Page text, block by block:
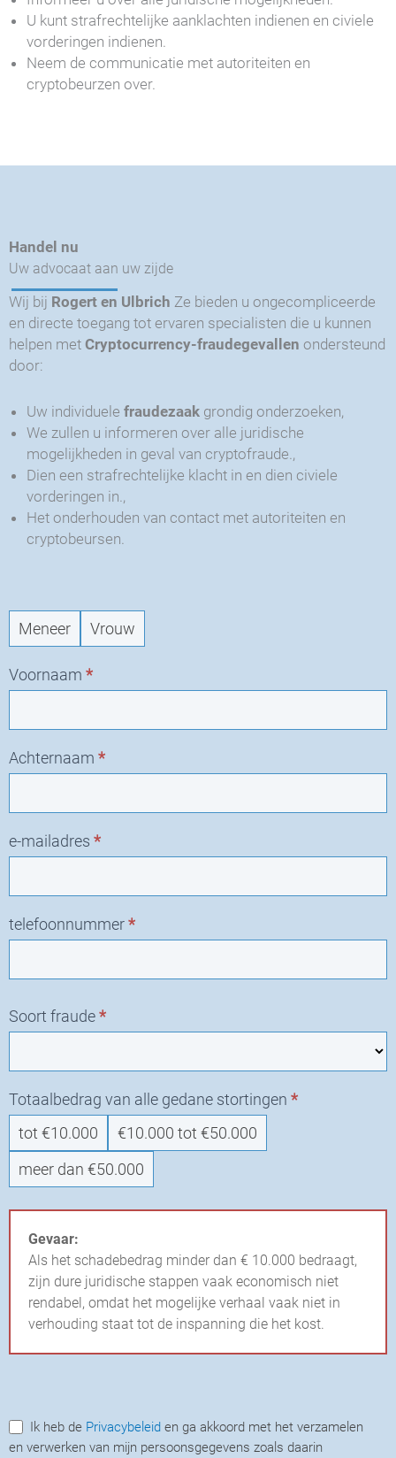
U kunt strafrechtelijke aanklachten indienen en civiele
vorderingen indienen.
Neem de communicatie met autoriteiten en
cryptobeurzen over.
Handel nu
Uw advocaat aan uw zijde
Wij bij Rogert en Ulbrich Ze bieden u ongecompliceerde
en directe toegang tot ervaren specialisten die u kunnen
helpen met Cryptocurrency-fraudegevallen ondersteund
door:
Uw individuele fraudezaak grondig onderzoeken,
We zullen u informeren over alle juridische
mogelijkheden in geval van cryptofraude.,
Dien een strafrechtelijke klacht in en dien civiele
vorderingen in.,
Het onderhouden van contact met autoriteiten en
cryptobeursen.
Nieuw
verzoek
Meneer Vrouw
Voornaam *
Achternaam *
e-mailadres *
telefoonnummer*
Soort fraude*
Totaalbedrag van alle gedane stortingen *
tot €10.000
€10.000 tot €50.000
meer dan €50.000
Gevaar:
Als het schadebedrag minder dan € 10.000 bedraagt,
zijn dure juridische stappen vaak economisch niet
rendabel, omdat het mogelijke verhaal vaak niet in
verhouding staat tot de inspanning die het kost.
Ik heb de Privacybeleid en ga akkoord met het verzamelen
en verwerken van mijn persoonsgegevens zoals daarin